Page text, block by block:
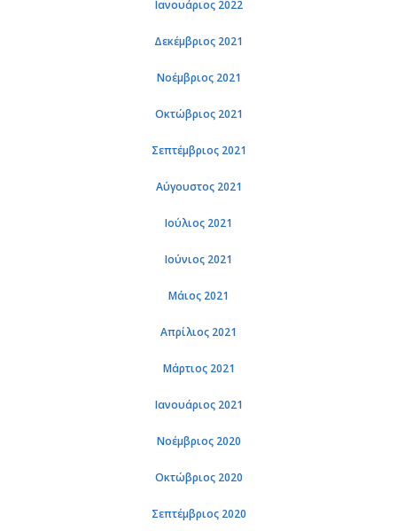
Ιανουάριος 2022
Δεκέμβριος 2021
Νοέμβριος 2021
Οκτώβριος 2021
Σεπτέμβριος 2021
Αύγουστος 2021
Ιούλιος 2021
Ιούνιος 2021
Μάιος 2021
Απρίλιος 2021
Μάρτιος 2021
Ιανουάριος 2021
Νοέμβριος 2020
Οκτώβριος 2020
Σεπτέμβριος 2020